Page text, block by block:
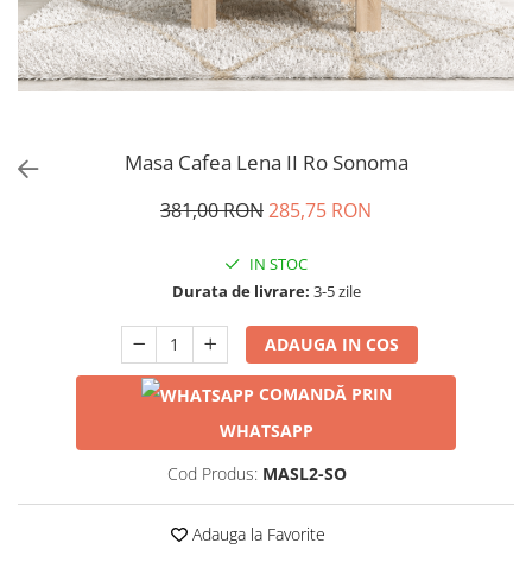
Masa Cafea Lena II Ro Sonoma
381,00 RON285,75 RON
IN STOC
Durata de livrare: 3-5 zile
ADAUGA IN COS
COMANDĂ PRIN
WHATSAPP
Cod Produs: MASL2-SO
Adauga la Favorite